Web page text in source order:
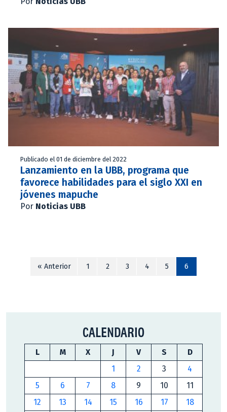
Publicado el 01 de diciembre del 2022
Lanzamiento en la UBB, programa que
favorece habilidades para el siglo XXI en
jóvenes mapuche
Por Noticias UBB
« Anterior 1 2 3 4 5 6
CALENDARIO
L M X J V S
D
1
2 3
4
5
6 7 8 9 10
11
12
13 14 15 16 17
18